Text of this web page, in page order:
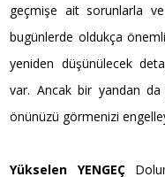
geçmişe ait sorunlarla
bugünlerde oldukça
yeniden düşünülecek
var. Ancak bir yandan
önünüzü görmenizi
Yükselen YENGEÇ